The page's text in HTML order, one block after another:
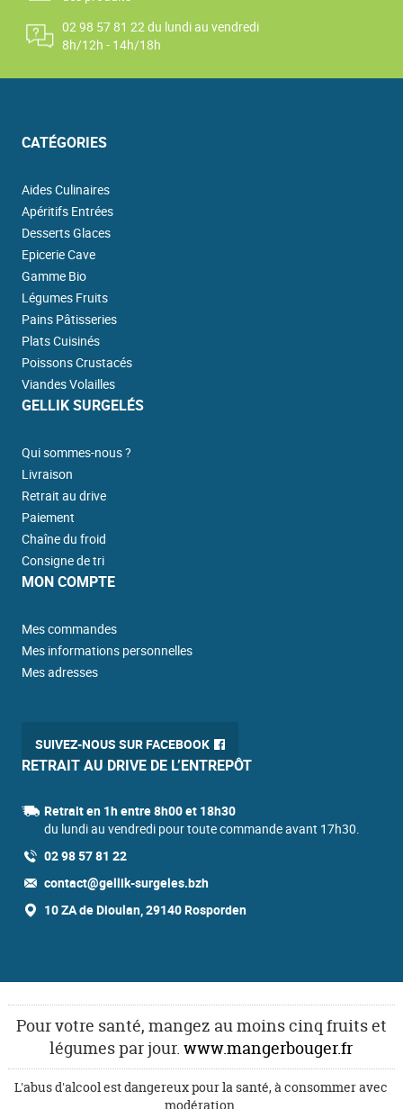
02 98 57 81 22 du lundi au vendredi
8h/12h - 14h/18h
CATÉGORIES
Aides Culinaires
Apéritifs Entrées
Desserts Glaces
Epicerie Cave
Gamme Bio
Légumes Fruits
Pains Pâtisseries
Plats Cuisinés
Poissons Crustacés
Viandes Volailles
GELLIK SURGELÉS
Qui sommes-nous ?
Livraison
Retrait au drive
Paiement
Chaîne du froid
Consigne de tri
MON COMPTE
Mes commandes
Mes informations personnelles
Mes adresses
SUIVEZ-NOUS SUR FACEBOOK
RETRAIT AU DRIVE DE L’ENTREPÔT
Retrait en 1h entre 8h00 et 18h30
du lundi au vendredi pour toute commande avant 17h30.
02 98 57 81 22
contact@gellik-surgeles.bzh
10 ZA de Dioulan, 29140 Rosporden
Pour votre santé, mangez au moins cinq fruits et
légumes par jour.www.mangerbouger.fr
L'abus d'alcool est dangereux pour la santé, à consommer avec
modération.